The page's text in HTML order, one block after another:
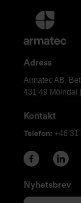
Ytterligare
information
och
Adress
Armatec
AB
Armatec AB,
431 49 Mölndal |
Kontakt
Telefon: +46 31
Nyhetsbrev